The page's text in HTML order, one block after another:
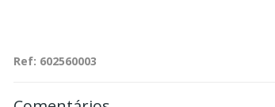
Ref: 602560003